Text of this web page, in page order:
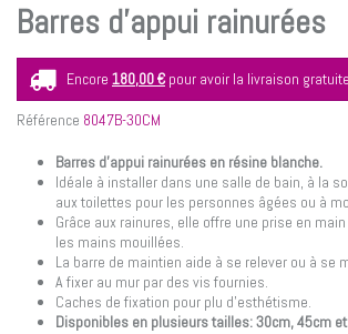
Barres d'appui rainurées
Encore 180,00 € pour avoir la livraison
Référence 8047B-30CM
Barres d'appui rainurées en résine blanche.
Idéale à installer dans une salle de bain, à la
aux toilettes pour les personnes âgées ou à
Grâce aux rainures, elle offre une prise en
les mains mouillées.
La barre de maintien aide à se relever ou à se
A fixer au mur par des vis fournies.
Caches de fixation pour plu d'esthétisme.
Disponibles en plusieurs tailles: 30cm, 45cm